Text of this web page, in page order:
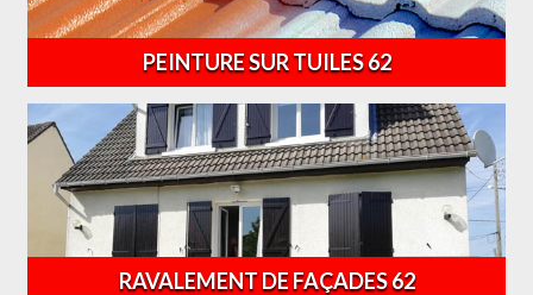
PEINTURE SUR TUILES 62
RAVALEMENT DE FAÇADES 62